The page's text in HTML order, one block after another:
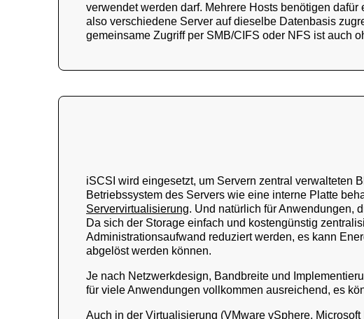
verwendet werden darf. Mehrere Hosts benötigen dafür
also verschiedene Server auf dieselbe Datenbasis
gemeinsame Zugriff per SMB/CIFS oder NFS ist auch
iSCSI wird eingesetzt, um Servern zentral verwalteten
Betriebssystem des Servers wie eine interne Platte
Servervirtualisierung. Und natürlich für Anwendungen,
Da sich der Storage einfach und kostengünstig
Administrationsaufwand reduziert werden, es kann
abgelöst werden können.
Je nach Netzwerkdesign, Bandbreite und
für viele Anwendungen vollkommen ausreichend, es
Auch in der Virtualisierung (VMware vSphere,